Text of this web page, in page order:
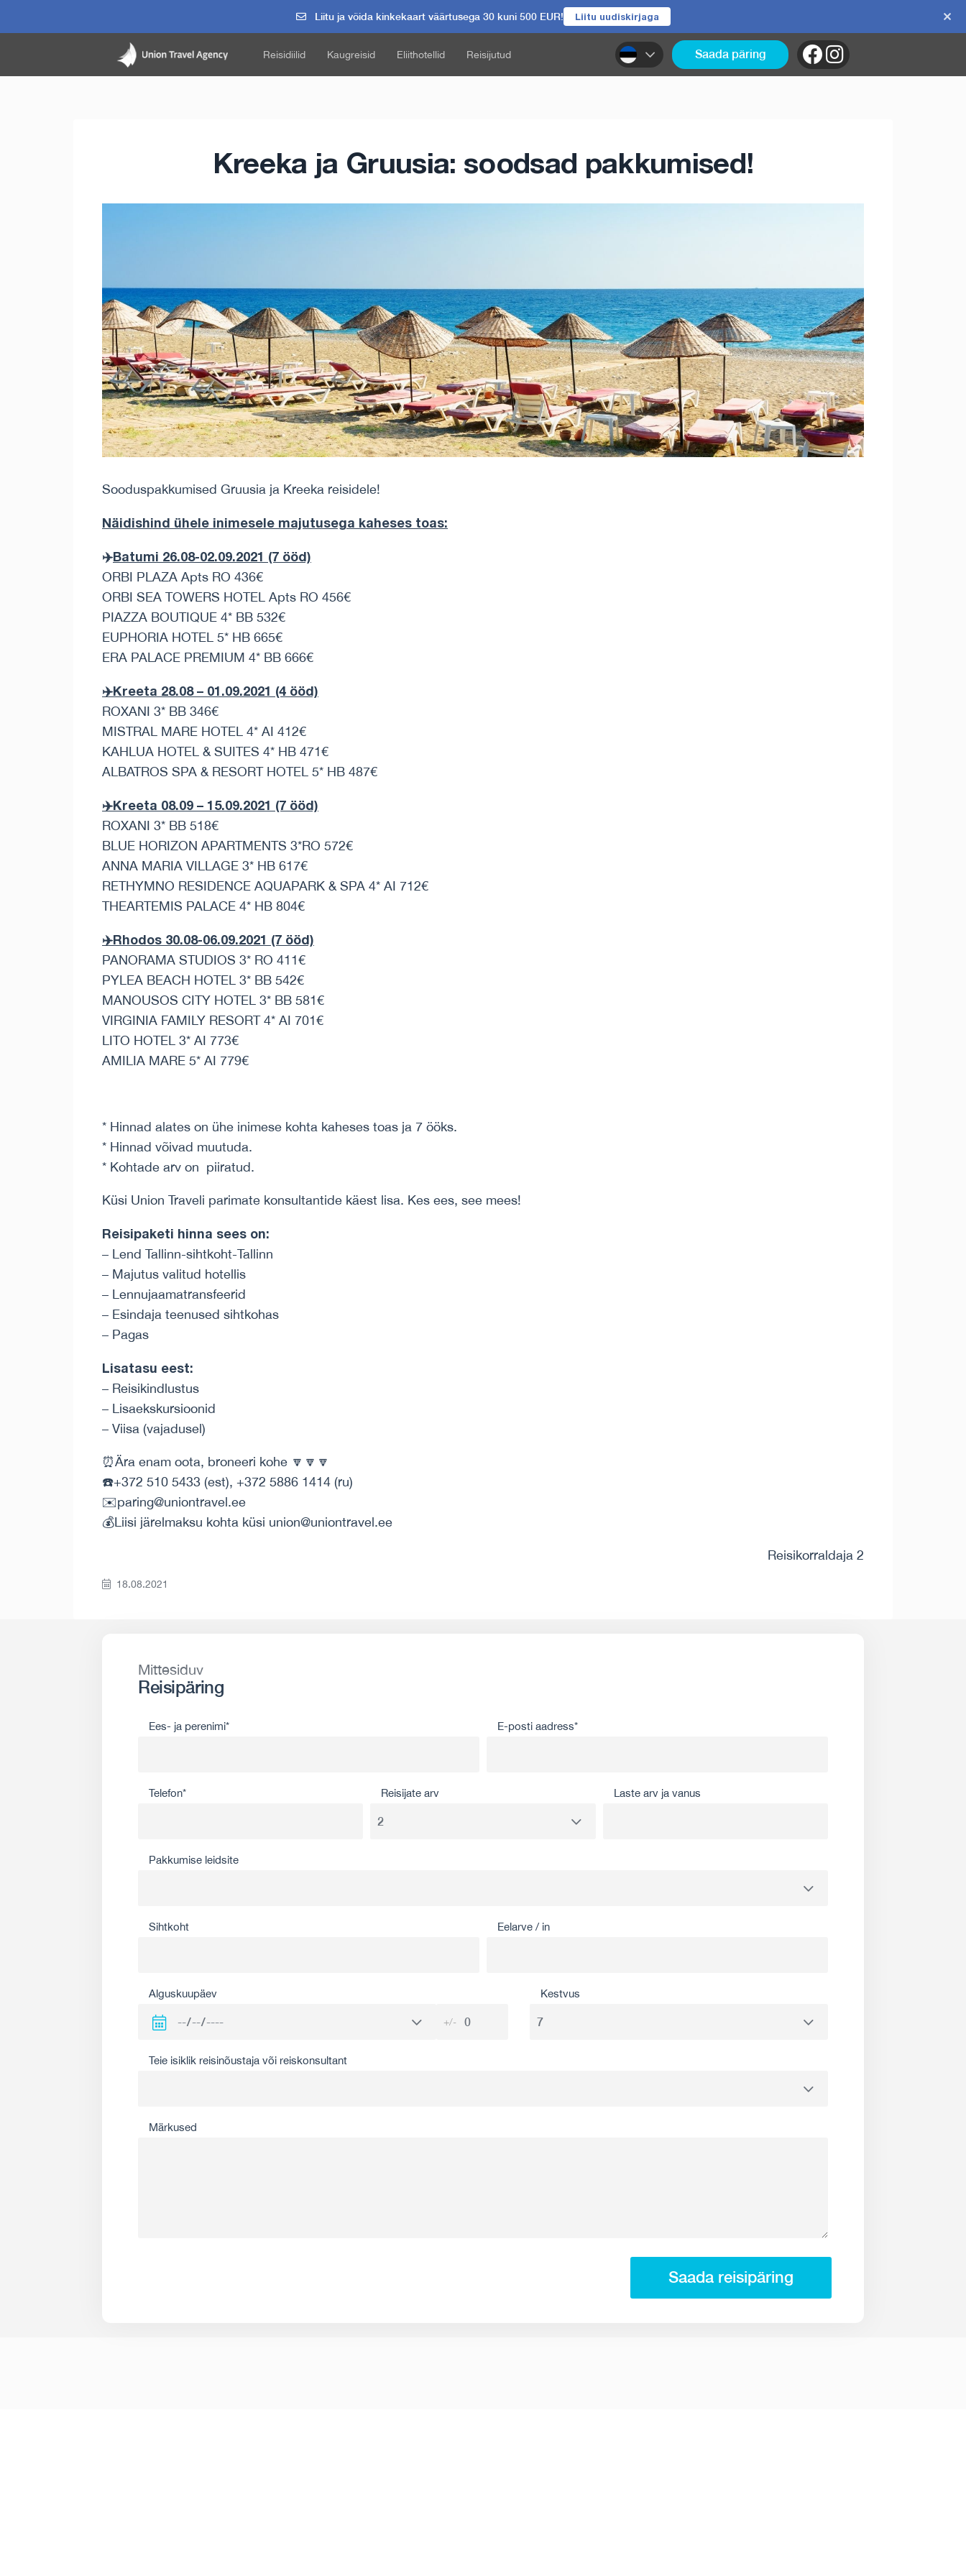
Liitu ja võida kinkekaart väärtusega 30 kuni 500 EUR! Liitu uudiskirjaga
Reisidiilid Kaugreisid Eliithotellid Reisijutud Saada päring
Kreeka ja Gruusia: soodsad pakkumised!
Sooduspakkumised Gruusia ja Kreeka reisidele!
Näidishind ühele inimesele majutusega kaheses toas:
✈️Batumi 26.08-02.09.2021 (7 ööd)
ORBI PLAZA Apts RO 436€
ORBI SEA TOWERS HOTEL Apts RO 456€
PIAZZA BOUTIQUE 4* BB 532€
EUPHORIA HOTEL 5* HB 665€
ERA PALACE PREMIUM 4* BB 666€
✈️Kreeta 28.08 – 01.09.2021 (4 ööd)
ROXANI 3* BB 346€
MISTRAL MARE HOTEL 4* AI 412€
KAHLUA HOTEL & SUITES 4* HB 471€
ALBATROS SPA & RESORT HOTEL 5* HB 487€
✈️Kreeta 08.09 – 15.09.2021 (7 ööd)
ROXANI 3* BB 518€
BLUE HORIZON APARTMENTS 3*RO 572€
ANNA MARIA VILLAGE 3* HB 617€
RETHYMNO RESIDENCE AQUAPARK & SPA 4* AI 712€
THEARTEMIS PALACE 4* HB 804€
✈️Rhodos 30.08-06.09.2021 (7 ööd)
PANORAMA STUDIOS 3* RO 411€
PYLEA BEACH HOTEL 3* BB 542€
MANOUSOS CITY HOTEL 3* BB 581€
VIRGINIA FAMILY RESORT 4* AI 701€
LITO HOTEL 3* AI 773€
AMILIA MARE 5* AI 779€
* Hinnad alates on ühe inimese kohta kaheses toas ja 7 ööks.
* Hinnad võivad muutuda.
* Kohtade arv on piiratud.
Küsi Union Traveli parimate konsultantide käest lisa. Kes ees, see mees!
Reisipaketi hinna sees on:
– Lend Tallinn-sihtkoht-Tallinn
– Majutus valitud hotellis
– Lennujaamatransfeerid
– Esindaja teenused sihtkohas
– Pagas
Lisatasu eest:
– Reisikindlustus
– Lisaekskursioonid
– Viisa (vajadusel)
⏰Ära enam oota, broneeri kohe 🔽🔽🔽
☎️+372 510 5433 (est), +372 5886 1414 (ru)
✉️paring@uniontravel.ee
💰Liisi järelmaksu kohta küsi union@uniontravel.ee
Reisikorraldaja 2
18.08.2021
Mittesiduv
Reisipäring
Ees- ja perenimi* E-posti aadress*
Telefon* Reisijate arv Laste arv ja vanus
Pakkumise leidsite
Sihtkoht Eelarve / in
Alguskuupäev
+/-
Kestvus
Teie isiklik reisinõustaja või reiskonsultant
Märkused
Saada reisipäring